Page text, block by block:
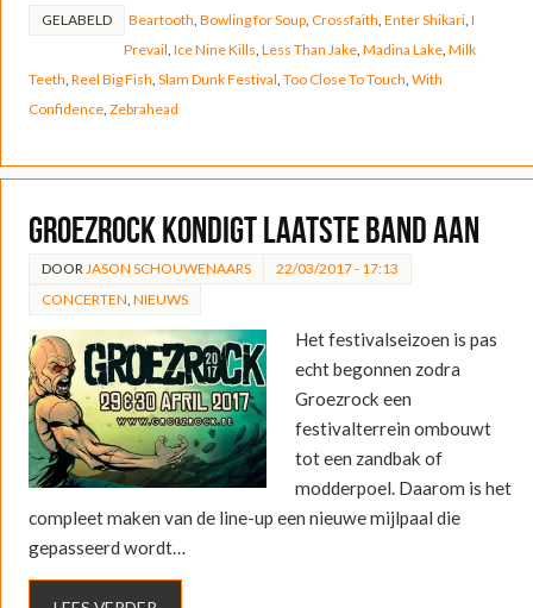
GELABELD Beartooth Bowling for Soup, Crossfaith Enter Shikari, I
Prevail Ice Nine Kills Less Than Jake, Madina Lake, Milk
Teeth Reel Big Fish Slam Dunk Festival Too Close To Touch With
Confidence, Zebrahead
Groezrock kondigt laatste band aan
DOOR JASON SCHOUWENAARS
22/03/2017 - 17:13
CONCERTEN NIEUWS
Het festivalseizoen is pas
echt begonnen zodra
Groezrock een
festivalterrein ombouwt
tot een zandbak of
modderpoel. Daarom is het
compleet maken van de line-up een nieuwe mijlpaal die
gepasseerd wordt…